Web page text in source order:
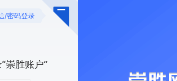
/密码登录
崇胜账户”